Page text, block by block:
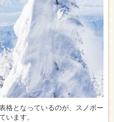
格となっているのが、スノボー
います。